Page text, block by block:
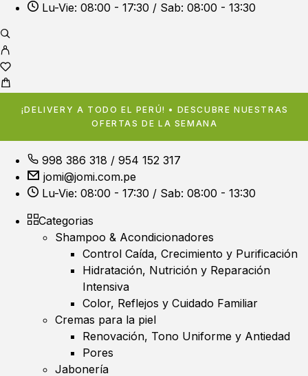
Lu-Vie: 08:00 - 17:30 / Sab: 08:00 - 13:30
¡DELIVERY A TODO EL PERÚ! • DESCUBRE NUESTRAS
OFERTAS DE LA SEMANA
998 386 318 / 954 152 317
jomi@jomi.com.pe
Lu-Vie: 08:00 - 17:30 / Sab: 08:00 - 13:30
Categorias
Shampoo & Acondicionadores
Control Caída, Crecimiento y Purificación
Hidratación, Nutrición y Reparación
Intensiva
Color, Reflejos y Cuidado Familiar
Cremas para la piel
Renovación, Tono Uniforme y Antiedad
Pores
Jabonería